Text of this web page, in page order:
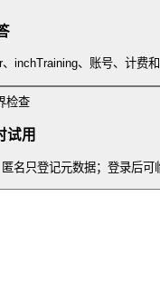
inchTraining、账号、计费和
检查
试用
名只登记元数据；登录后可